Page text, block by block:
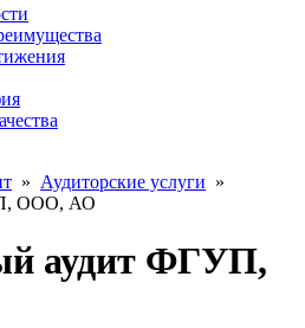
» Аудиторские услуги »
ООО, АО
аудит ФГУП,